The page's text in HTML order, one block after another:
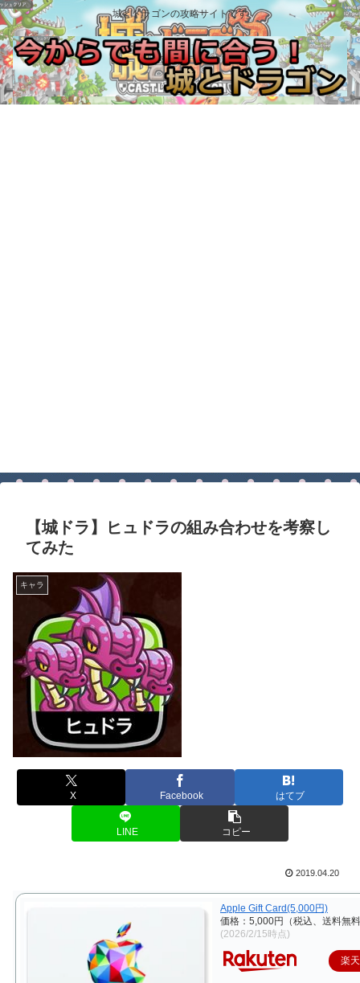
城とドラゴンの攻略サイトです
【城ドラ】ヒュドラの組み合わせを考察し
てみた
キャラ
X Facebook はてブ
LINE コピー
2019.04.20
Apple Gift Card(5,000円)
価格：5,000円（税込、送料無
(2026/2/15時点)
楽